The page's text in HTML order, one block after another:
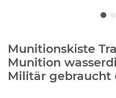
Munitionskiste
Munition
Militär gebraucht